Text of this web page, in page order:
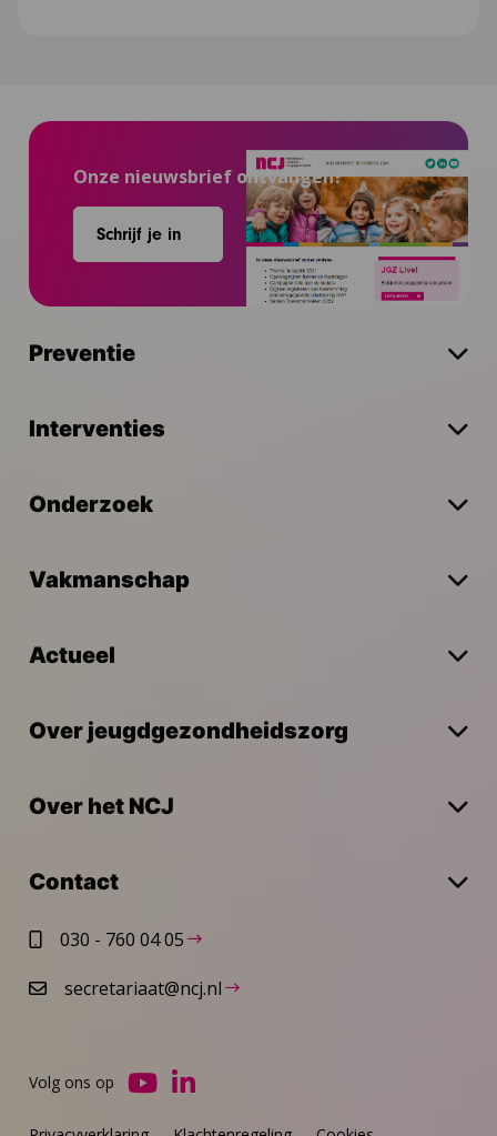
Onze nieuwsbrief ontvangen?
Schrijf je in
Preventie
Interventies
Onderzoek
Vakmanschap
Actueel
Over jeugdgezondheidszorg
Over het NCJ
Contact
030 - 760 04 05
secretariaat@ncj.nl
Volg ons op
Ga
Ga